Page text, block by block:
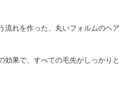
流れを作った、丸いフォルムのヘア
効果で、すべての毛先がしっかりと